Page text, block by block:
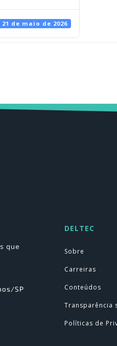
21 de maio de 2026
que
SP
DELTEC
Sobre
Carreiras
Conteúdos
Transparência
Políticas de